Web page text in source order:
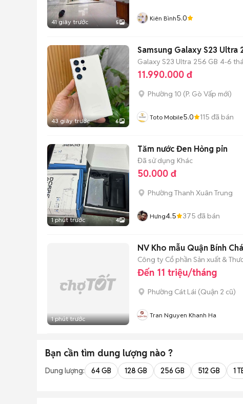
41 giây trước 5 Kiên Bình5.0
43 giây trước 6
Samsung Galaxy S23 Ultra
Galaxy S23 Ultra 256 GB 4-6
11.990.000 đ
Phường 10 (P. Gò Vấp mới)
Toto Mobile5.0 115 đã bán
1 phút trước 4
Tăm nước Đen Hỏng pin
Đã sử dụng Khác
50.000 đ
Phường Thanh Xuân Trung
Hưng4.5 375 đã bán
1 phút trước
NV Kho mẫu Quận Bính
Công ty Cổ phần Sản xuất &
Đến 11 triệu/tháng
Phường Cát Lái (Quận 2 cũ)
Tran Nguyen Khanh Ha
Bạn cần tìm dung lượng nào ?
Dung lượng: 64 GB 128 GB 256 GB 512 GB 1